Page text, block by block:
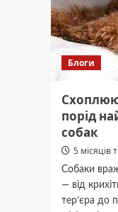
Блоги
порід
собак
5 місяців
Собаки
— від
тер’єра до